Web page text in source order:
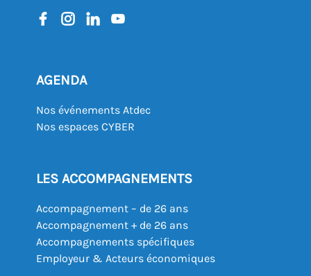
AGENDA
Nos événements Atdec
Nos espaces CYBER
LES ACCOMPAGNEMENTS
Accompagnement – de 26 ans
Accompagnement + de 26 ans
Accompagnements spécifiques
Employeur & Acteurs économiques